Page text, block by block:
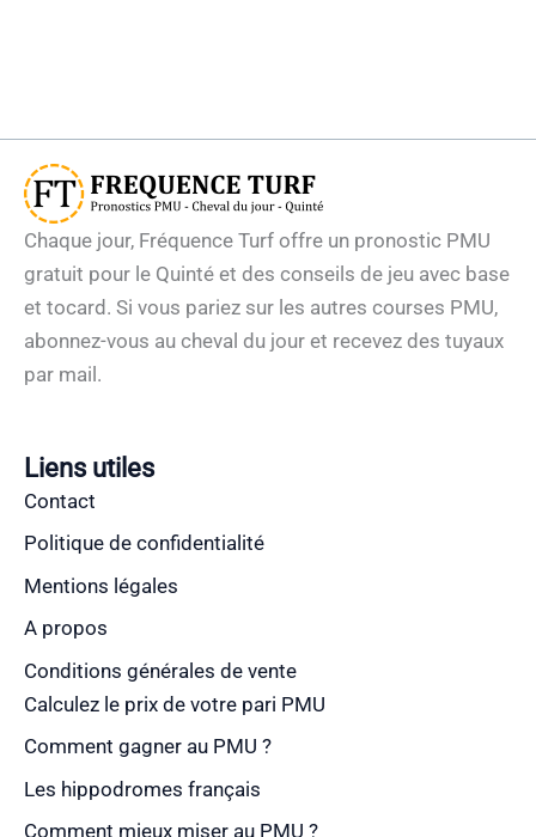
Chaque jour, Fréquence Turf offre un pronostic PMU
gratuit pour le Quinté et des conseils de jeu avec base
et tocard. Si vous pariez sur les autres courses PMU,
abonnez-vous au cheval du jour et recevez des tuyaux
par mail.
Liens utiles
Contact
Politique de confidentialité
Mentions légales
A propos
Conditions générales de vente
Calculez le prix de votre pari PMU
Comment gagner au PMU ?
Les hippodromes français
Comment mieux miser au PMU ?